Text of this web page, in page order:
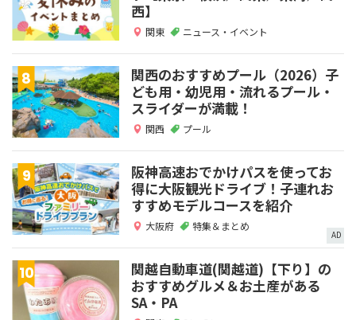
西】
関東 ニュース・イベント
関西のおすすめプール（2026）子
ども用・幼児用・流れるプール・
スライダーが満載！
関西 プール
阪神高速おでかけパスを使ってお
得に大阪観光ドライブ！子連れお
すすめモデルコースを紹介
大阪府 特集＆まとめ
AD
関越自動車道(関越道)【下り】の
おすすめグルメ＆お土産がある
SA・PA